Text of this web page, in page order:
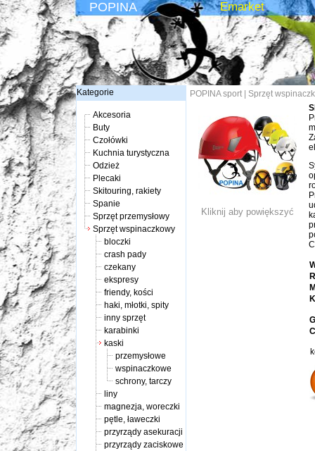
POPINA Emarket
Kategorie
Akcesoria
Buty
Czołówki
Kuchnia turystyczna
Odzież
Plecaki
Skitouring, rakiety
Spanie
Sprzęt przemysłowy
Sprzęt wspinaczkowy
bloczki
crash pady
czekany
ekspresy
friendy, kości
haki, młotki, spity
inny sprzęt
karabinki
kaski
przemysłowe
wspinaczkowe
schrony, tarczy
liny
magnezja, woreczki
pętle, ławeczki
przyrządy asekuracji
przyrządy zaciskowe
POPINA sport| Sprzęt
Kliknij aby powiększyć